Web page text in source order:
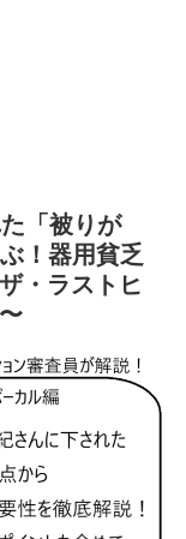
「被りが
！器用貧乏
・ラストヒ